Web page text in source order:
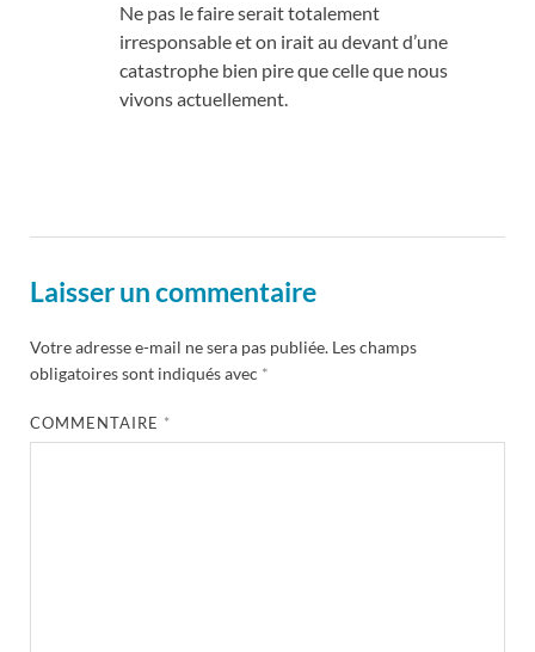
Ne pas le faire serait totalement
irresponsable et on irait au devant d’une
catastrophe bien pire que celle que nous
vivons actuellement.
Laisser un commentaire
Votre adresse e-mail ne sera pas publiée. Les champs
obligatoires sont indiqués avec *
COMMENTAIRE *